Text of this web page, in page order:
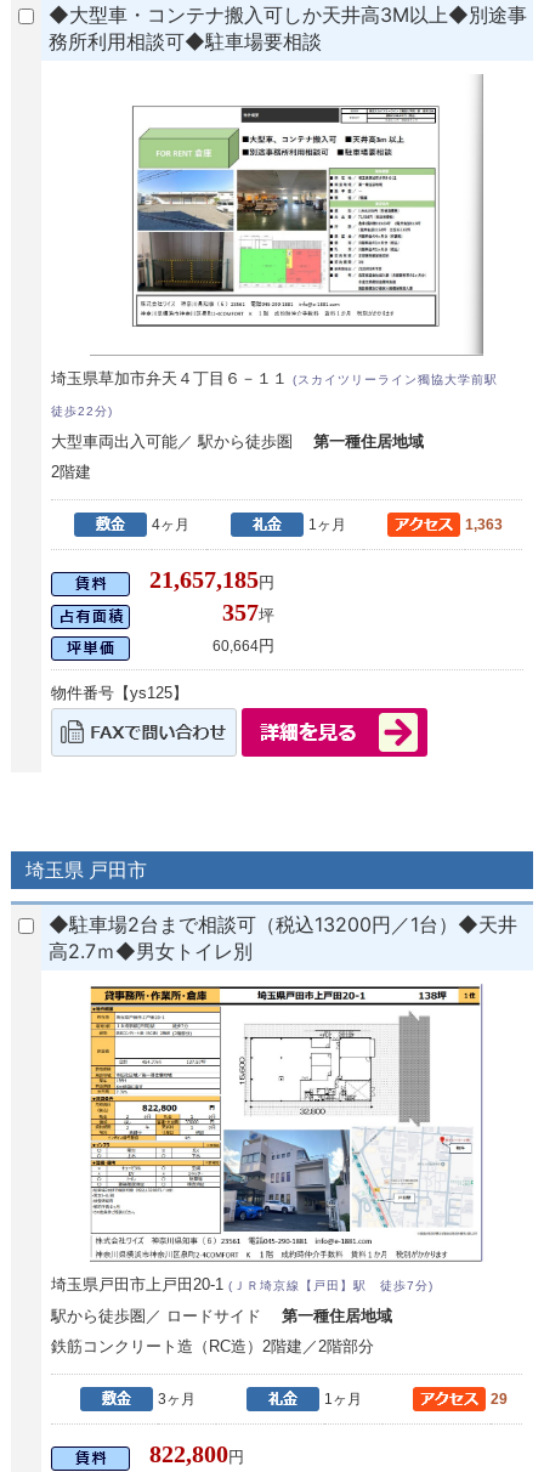
◆大型車・コンテナ搬入可しか天井高3M以上◆別途事
務所利用相談可◆駐車場要相談
埼玉県草加市弁天４丁目６－１１(スカイツリーライン獨協大学前駅
徒歩22分)
大型車両出入可能／ 駅から徒歩圏第一種住居地域
2階建
4ヶ月 1ヶ月 1,363
21,657,185円
357坪
60,664円
物件番号【ys125】
埼玉県 戸田市
◆駐車場2台まで相談可（税込13200円／1台）◆天井
高2.7ｍ◆男女トイレ別
埼玉県戸田市上戸田20-1(ＪＲ埼京線【戸田】駅 徒歩7分)
駅から徒歩圏／ ロードサイド第一種住居地域
鉄筋コンクリート造（RC造）2階建／2階部分
3ヶ月 1ヶ月 29
822,800円